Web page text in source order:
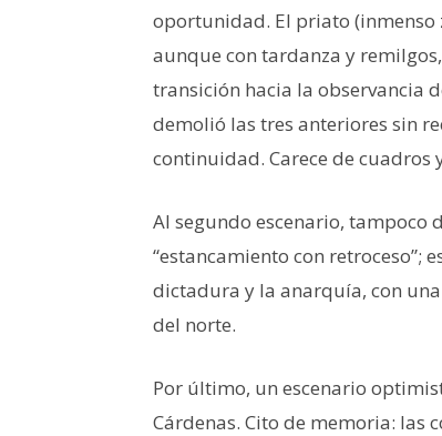
oportunidad. El priato
aunque con tardanza y
transición hacia la observancia
demolió las tres anteriores sin
continuidad. Carece de cuadros
Al segundo escenario, tampoco
“estancamiento con retroceso”;
dictadura y la anarquía, con
del norte.
Por último, un escenario
Cárdenas. Cito de memoria: las